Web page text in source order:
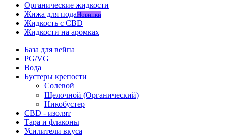
Органические жидкости
Жижа для подаНовинки
Жидкость с CBD
Жидкости на аромках
База для вейпа
PG/VG
Вода
Бустеры крепости
Солевой
Щелочной (Органический)
Никобустер
CBD - изолят
Тара и флаконы
Усилители вкуса